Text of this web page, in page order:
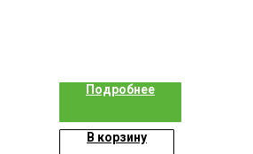
Подробнее
В корзину